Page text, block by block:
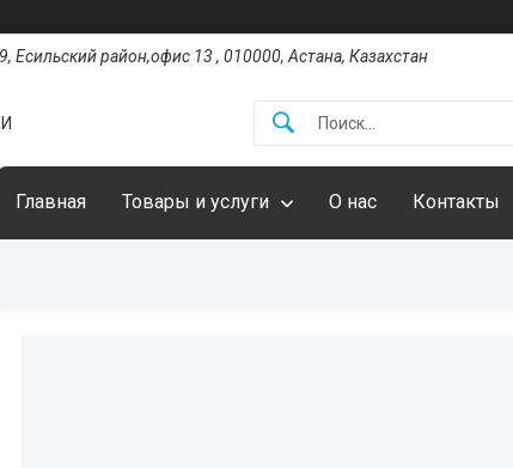
Есильский район,офис 13 , 010000, Астана, Казахстан
Главная Товары и услуги О нас Контакты